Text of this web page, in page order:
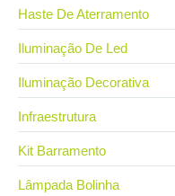
Haste De Aterramento
Iluminação De Led
Iluminação Decorativa
Infraestrutura
Kit Barramento
Lâmpada Bolinha